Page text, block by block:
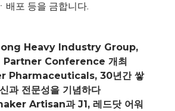
배포 등을 금합니다.
Heavy Industry Group,
Partner Conference 개최
Pharmaceuticals, 30년간 쌓
과 전문성을 기념하다
Artisan과 J1, 레드닷 어워